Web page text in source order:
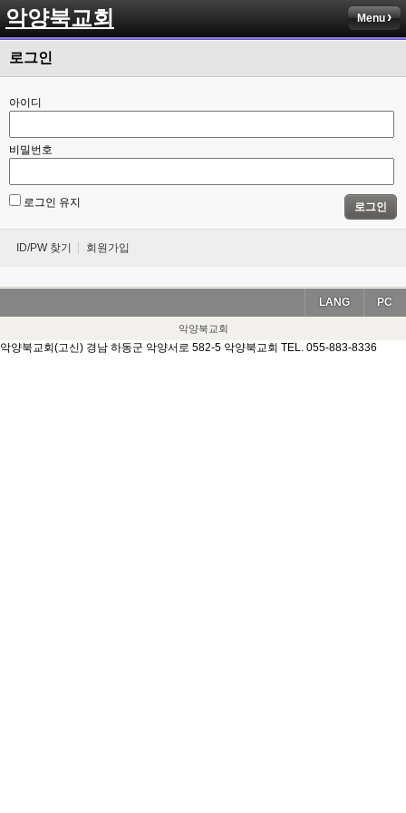
악양북교회 Menu
로그인
아이디
비밀번호
로그인 유지 로그인
ID/PW 찾기 회원가입
PC
LANG
악양북교회
악양북교회(고신) 경남 하동군 악양서로 582-5 악양북교회 TEL. 055-883-8336